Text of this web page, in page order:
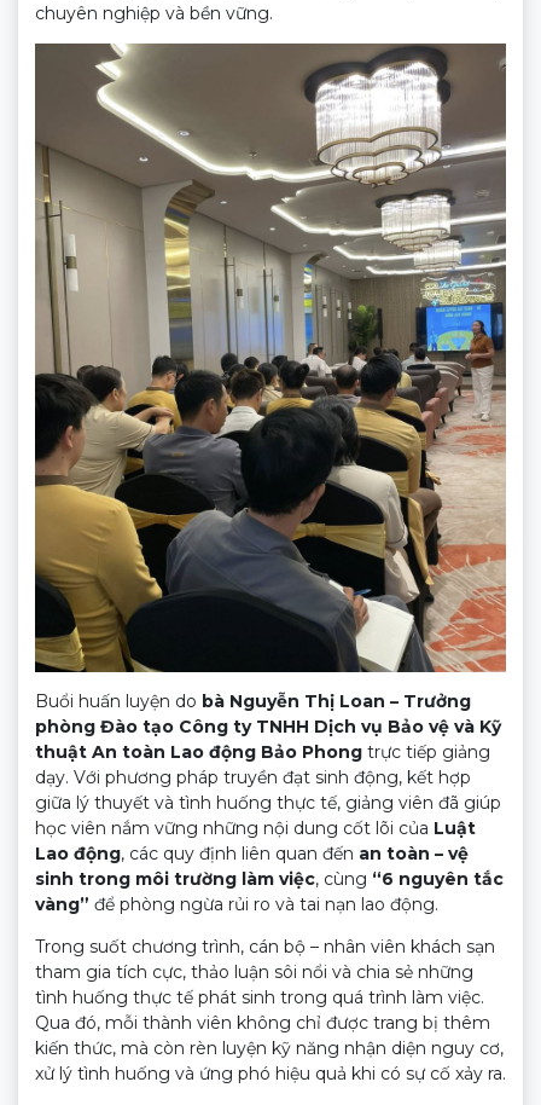
chuyên nghiệp và bền vững.
Buổi huấn luyện do bà Nguyễn Thị Loan – Trưởng
phòng Đào tạo Công ty TNHH Dịch vụ Bảo vệ và Kỹ
thuật An toàn Lao động Bảo Phong trực tiếp giảng
dạy. Với phương pháp truyền đạt sinh động, kết hợp
giữa lý thuyết và tình huống thực tế, giảng viên đã giúp
học viên nắm vững những nội dung cốt lõi của Luật
Lao động, các quy định liên quan đến an toàn – vệ
sinh trong môi trường làm việc, cùng “6 nguyên tắc
vàng” để phòng ngừa rủi ro và tai nạn lao động.
Trong suốt chương trình, cán bộ – nhân viên khách sạn
tham gia tích cực, thảo luận sôi nổi và chia sẻ những
tình huống thực tế phát sinh trong quá trình làm việc.
Qua đó, mỗi thành viên không chỉ được trang bị thêm
kiến thức, mà còn rèn luyện kỹ năng nhận diện nguy cơ,
xử lý tình huống và ứng phó hiệu quả khi có sự cố xảy ra.